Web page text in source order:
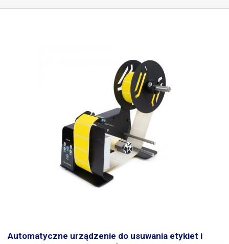
dźwigniach ręcznych i nawija właśnie wydrukowane naklejki lub etykiety
zakresie od 0 do 75 cm/s. Zawsze lepiej jest ustawić wyższą prędkość,
aby nośnik druku był nadal napięty i zwijał się dobrze i ciasno.
Nawijarka HB-C6 umożliwia również cofanie. Pręty nośne (trzpień) mają
długość 115 mm, ich powierzchnia jest radełkowana, aby zapobiec
obracaniu się rolki i można na nich umieścić rolkę o prawie podwójnej
szerokości (w zależności od całkowitej masy rolki). Maksymalna
możliwa średnica zewnętrzna rolki wynosi do 230 mm. Urządzenie jest
szczególnie przydatne w agencjach reklamowych, drukarniach i innych
firmach drukujących etykiety lub naklejki na rolce oraz wszędzie tam,
gdzie konieczne jest nawijanie nośników ciągłych. Nadaje się również
do nawijania na inne rolki wewnętrzne. Kołowrotek ma dobrą ogólną
konstrukcję, a jego waga nie przesuwa się na stole. Podstawa jest
wyposażona w gumowe podkładki antypoślizgowe.
Automatyczne urządzenie do usuwania etykiet i